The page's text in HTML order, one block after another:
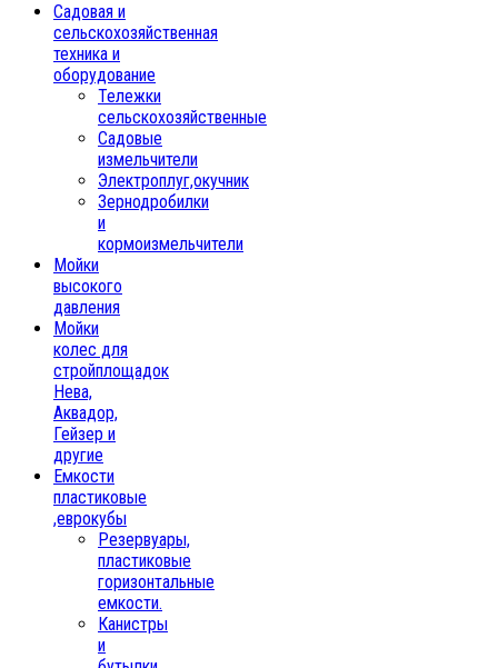
Садовая и
сельскохозяйственная
техника и
оборудование
Тележки
сельскохозяйственные
Садовые
измельчители
Электроплуг,окучник
Зернодробилки
и
кормоизмельчители
Мойки
высокого
давления
Мойки
колес для
стройплощадок
Нева,
Аквадор,
Гейзер и
другие
Емкости
пластиковые
,еврокубы
Резервуары,
пластиковые
горизонтальные
емкости.
Канистры
и